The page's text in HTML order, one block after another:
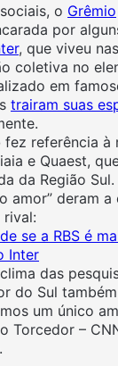
o Grêmio
por
, que viveu
coletiva no
em
trairam suas
fez referência à
e Quaest,
da Região
amor” deram
se a RBS é
Inter
das
do Sul
um único
Torcedor –